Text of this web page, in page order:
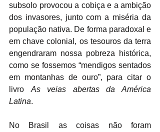
subsolo provocou a cobiça e a ambição
dos invasores, junto com a miséria da
população nativa. De forma paradoxal e
em chave colonial, os tesouros da terra
engendraram nossa pobreza histórica,
como se fossemos “mendigos sentados
em montanhas de ouro”, para citar o
livro As veias abertas da América
Latina.
No Brasil as coisas não foram